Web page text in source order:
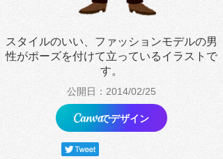
スタイルのいい、ファッションモデルの男
性がポーズを付けて立っているイラストで
す。
公開日：2014/02/25
でデザイン